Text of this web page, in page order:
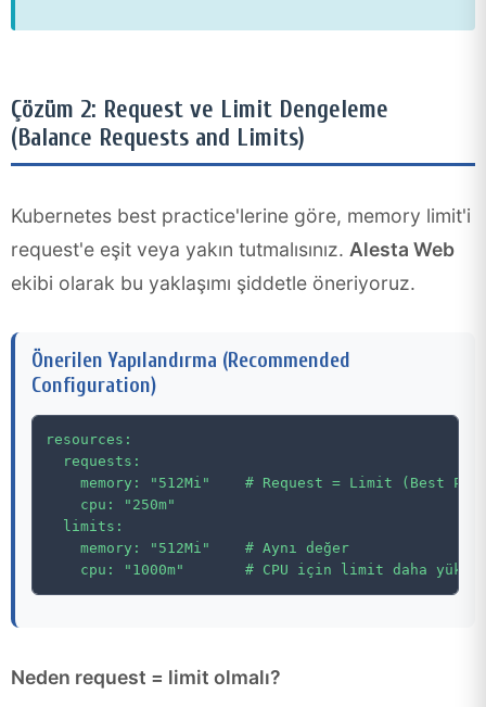
Çözüm 2: Request ve Limit Dengeleme
(Balance Requests and Limits)
Kubernetes best practice'lerine göre, memory limit'i
request'e eşit veya yakın tutmalısınız. Alesta Web
ekibi olarak bu yaklaşımı şiddetle öneriyoruz.
Önerilen Yapılandırma (Recommended
Configuration)
resources:
  requests:
memory: "512Mi"    # Request = Limit (Best
    cpu: "250m"
  limits:
    memory: "512Mi"    # Aynı değer
Neden request = limit olmalı?